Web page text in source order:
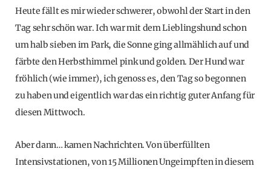
Heute fällt es mir wieder schwerer, obwohl der Start in den
Tag sehr schön war. Ich war mit dem Lieblingshund schon
um halb sieben im Park, die Sonne ging allmählich auf und
färbte den Herbsthimmel pink und golden. Der Hund war
fröhlich (wie immer), ich genoss es, den Tag so begonnen
zu haben und eigentlich war das ein richtig guter Anfang für
diesen Mittwoch.
Aber dann… kamen Nachrichten. Von überfüllten
Intensivstationen, von 15 Millionen Ungeimpften in diesem